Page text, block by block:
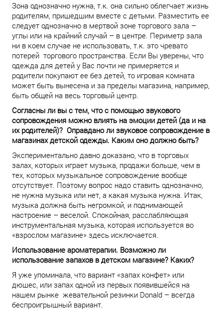
Зона однозначно нужна, т.к. она сильно облегчает жизнь
родителям, пришедшим вместе с детьми. Разместить ее
следует однозначно в мертвой зоне торгового зала –
углы или на крайний случай – в центре. Периметр зала
ни в коем случае не использовать, т.к. это чревато
потерей торгового пространства. Если Вы уверены, что
одежда для детей у Вас почти не примеряется и
родители покупают ее без детей, то игровая комната
может быть вынесена и за пределы магазина, например,
быть общей на весь торговый центр.
Согласны ли вы с тем, что с помощью звукового
сопровождения можно влиять на эмоции детей (да и на
их родителей)? Оправдано ли звуковое сопровождение в
магазинах детской одежды. Каким оно должно быть?
Экспериментально давно доказано, что в торговых
залах, которых играет музыка, продажи больше, чем в
тех, которых музыкальное сопровождение вообще
отсутствует. Поэтому вопрос надо ставить однозначно,
не нужна музыка или нет, а какая музыка нужна. Итак,
музыка должна быть негромкой, и поднимающей
настроение – веселой. Спокойная, расслабляющая
инструментальная музыка, которая используется во
«взрослом магазине» здесь исключается.
Использование ароматерапии. Возможно ли
использование запахов в детском магазине? Каких?
Я уже упоминала, что вариант «запах конфет» или
дюшес, или запах одной из первых появившейся на
нашем рынке жевательной резинки Donald – всегда
беспроигрышный вариант.